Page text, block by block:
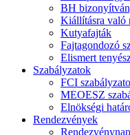
BH
Kiállításra való
Kutyafajták
Fajtagondozó
Elismert
Szabályzatok
FCI
MEOESZ
Elnökségi
Rendezvények